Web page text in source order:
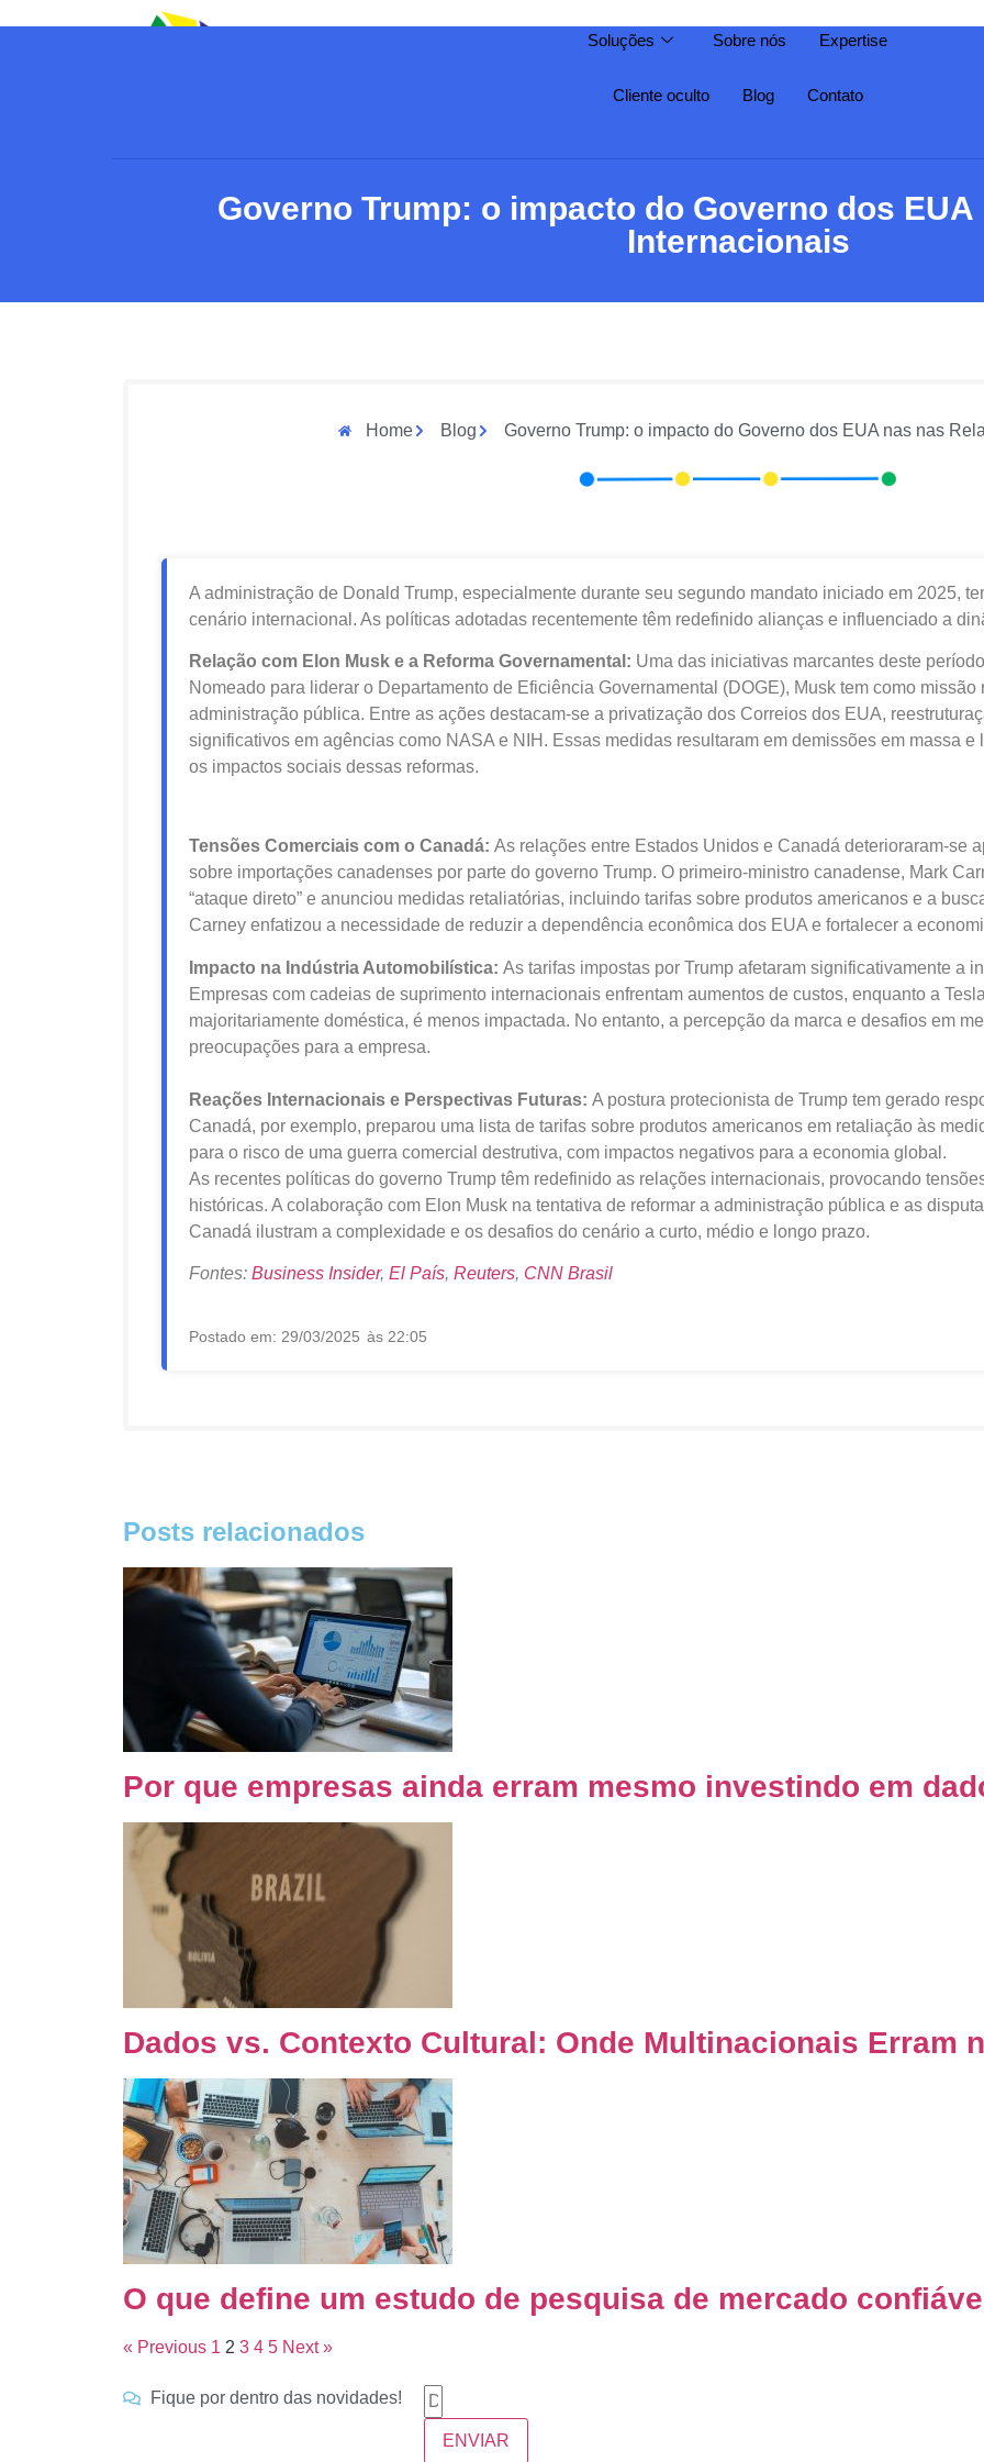
Soluções Sobre nós Expertise
Cliente oculto Blog Contato
Governo Trump: o impacto do Governo dos
Internacionais
Home Blog Governo Trump: o impacto do Governo dos EUA nas nas
A administração de Donald Trump, especialmente durante seu segundo mandato iniciado em 2025,
cenário internacional. As políticas adotadas recentemente têm redefinido alianças e influenciado a
Relação com Elon Musk e a Reforma Governamental: Uma das iniciativas marcantes deste
Nomeado para liderar o Departamento de Eficiência Governamental (DOGE), Musk tem como
administração pública. Entre as ações destacam-se a privatização dos Correios dos EUA,
significativos em agências como NASA e NIH. Essas medidas resultaram em demissões em massa
os impactos sociais dessas reformas.
Tensões Comerciais com o Canadá: As relações entre Estados Unidos e Canadá deterioraram-se
sobre importações canadenses por parte do governo Trump. O primeiro-ministro canadense, Mark
“ataque direto” e anunciou medidas retaliatórias, incluindo tarifas sobre produtos americanos e a
Carney enfatizou a necessidade de reduzir a dependência econômica dos EUA e fortalecer a
Impacto na Indústria Automobilística: As tarifas impostas por Trump afetaram significativamente a
Empresas com cadeias de suprimento internacionais enfrentam aumentos de custos, enquanto a
majoritariamente doméstica, é menos impactada. No entanto, a percepção da marca e desafios em
preocupações para a empresa.
Reações Internacionais e Perspectivas Futuras: A postura protecionista de Trump tem gerado
Canadá, por exemplo, preparou uma lista de tarifas sobre produtos americanos em retaliação às
para o risco de uma guerra comercial destrutiva, com impactos negativos para a economia global.
As recentes políticas do governo Trump têm redefinido as relações internacionais, provocando
históricas. A colaboração com Elon Musk na tentativa de reformar a administração pública e as
Canadá ilustram a complexidade e os desafios do cenário a curto, médio e longo prazo.
Fontes: Business Insider, El País, Reuters, CNN Brasil
Postado em: 29/03/2025 às 22:05
Posts relacionados
Por que empresas ainda erram mesmo investindo em
Dados vs. Contexto Cultural: Onde Multinacionais Erram
O que define um estudo de pesquisa de mercado
« Previous 1 2 3 4 5 Next »
Fique por dentro das novidades!
ENVIAR